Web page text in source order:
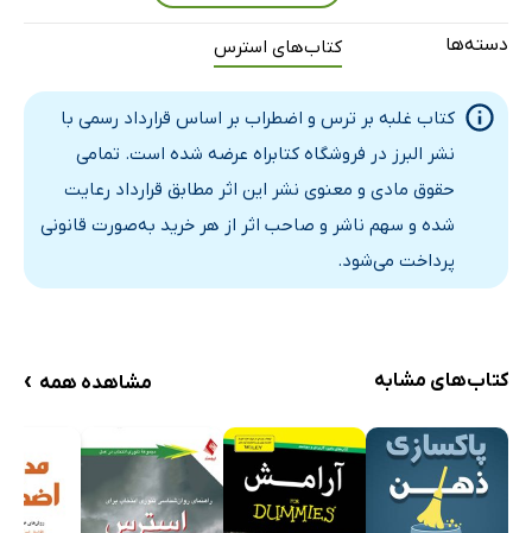
دسته‌ها کتاب‌های استرس
کتاب غلبه بر ترس و اضطراب بر اساس قرارداد رسمی با
نشر البرز در فروشگاه کتابراه عرضه شده است. تمامی
حقوق مادی و معنوی نشر این اثر مطابق قرارداد رعایت
شده و سهم ناشر و صاحب اثر از هر خرید به‌صورت قانونی
پرداخت می‌شود.
کتاب‌های مشابه مشاهده همه ›